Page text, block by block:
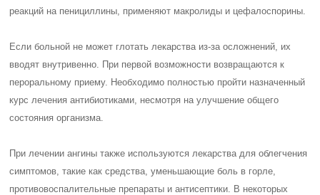
реакций на пенициллины, применяют макролиды и цефалоспорины.
Если больной не может глотать лекарства из-за осложнений, их
вводят внутривенно. При первой возможности возвращаются к
пероральному приему. Необходимо полностью пройти назначенный
курс лечения антибиотиками, несмотря на улучшение общего
состояния организма.
При лечении ангины также используются лекарства для облегчения
симптомов, такие как средства, уменьшающие боль в горле,
противовоспалительные препараты и антисептики. В некоторых